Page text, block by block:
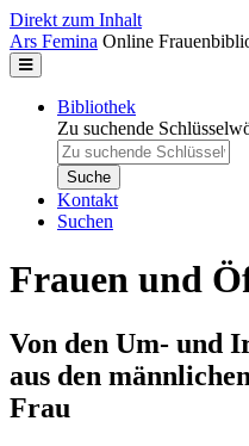
Direkt zum Inhalt
Ars Femina Online
Bibliothek
Zu suchende
Kontakt
Suchen
Frauen und
Von den Um- und
aus den
Frau